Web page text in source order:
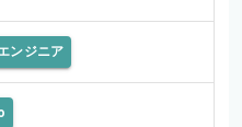
ンジニア